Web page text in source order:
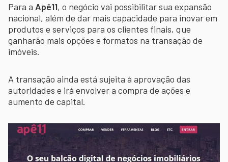
Para a Apê11, o negócio vai possibilitar sua expansão
nacional, além de dar mais capacidade para inovar em
produtos e serviços para os clientes finais, que
ganharão mais opções e formatos na transação de
imóveis.
A transação ainda está sujeita à aprovação das
autoridades e irá envolver a compra de ações e
aumento de capital.